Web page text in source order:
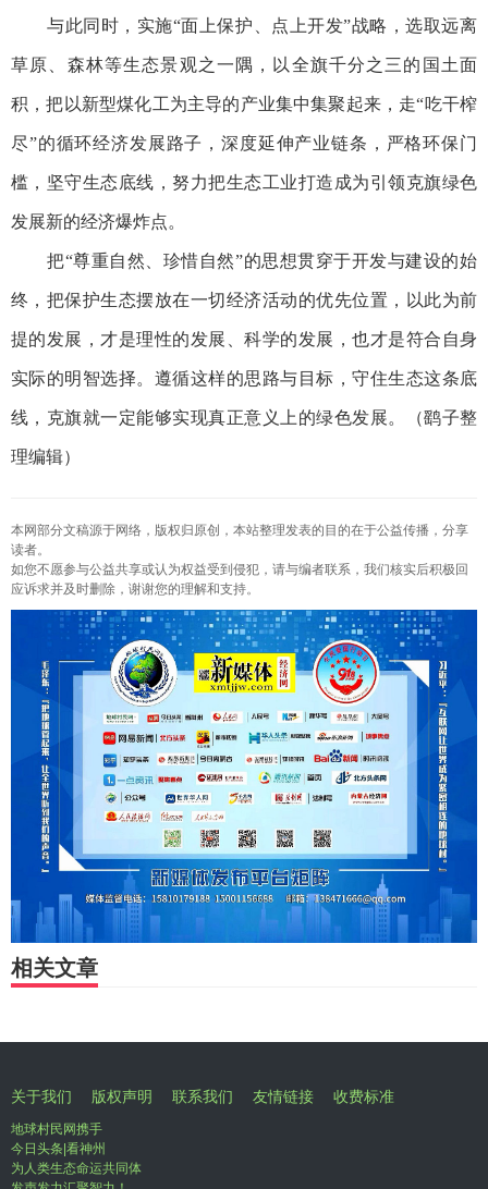
与此同时，实施“面上保护、点上开发”战略，选取远离
草原、森林等生态景观之一隅，以全旗千分之三的国土面
积，把以新型煤化工为主导的产业集中集聚起来，走“吃干榨
尽”的循环经济发展路子，深度延伸产业链条，严格环保门
槛，坚守生态底线，努力把生态工业打造成为引领克旗绿色
发展新的经济爆炸点。
把“尊重自然、珍惜自然”的思想贯穿于开发与建设的始
终，把保护生态摆放在一切经济活动的优先位置，以此为前
提的发展，才是理性的发展、科学的发展，也才是符合自身
实际的明智选择。遵循这样的思路与目标，守住生态这条底
线，克旗就一定能够实现真正意义上的绿色发展。（鹞子整
理编辑）
本网部分文稿源于网络，版权归原创，本站整理发表的目的在于公益传播，分享
读者。
如您不愿参与公益共享或认为权益受到侵犯，请与编者联系，我们核实后积极回
应诉求并及时删除，谢谢您的理解和支持。
相关文章
关于我们 版权声明 联系我们 友情链接 收费标准
地球村民网携手
今日头条|看神州
为人类生态命运共同体